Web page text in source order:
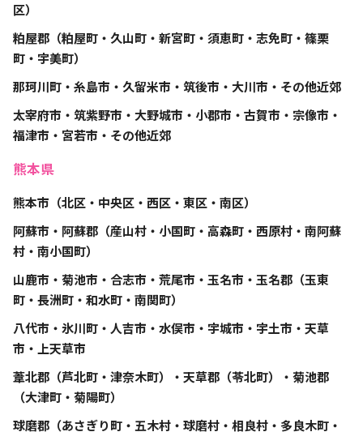
区）
粕屋郡（粕屋町・久山町・新宮町・須恵町・志免町・篠栗
町・宇美町）
那珂川町・糸島市・久留米市・筑後市・大川市・その他近郊
太宰府市・筑紫野市・大野城市・小郡市・古賀市・宗像市・
福津市・宮若市・その他近郊
熊本県
熊本市（北区・中央区・西区・東区・南区）
阿蘇市・阿蘇郡（産山村・小国町・高森町・西原村・南阿蘇
村・南小国町）
山鹿市・菊池市・合志市・荒尾市・玉名市・玉名郡（玉東
町・長洲町・和水町・南関町）
八代市・氷川町・人吉市・水俣市・宇城市・宇土市・天草
市・上天草市
葦北郡（芦北町・津奈木町）・天草郡（苓北町）・菊池郡
（大津町・菊陽町）
球磨郡（あさぎり町・五木村・球磨村・相良村・多良木町・